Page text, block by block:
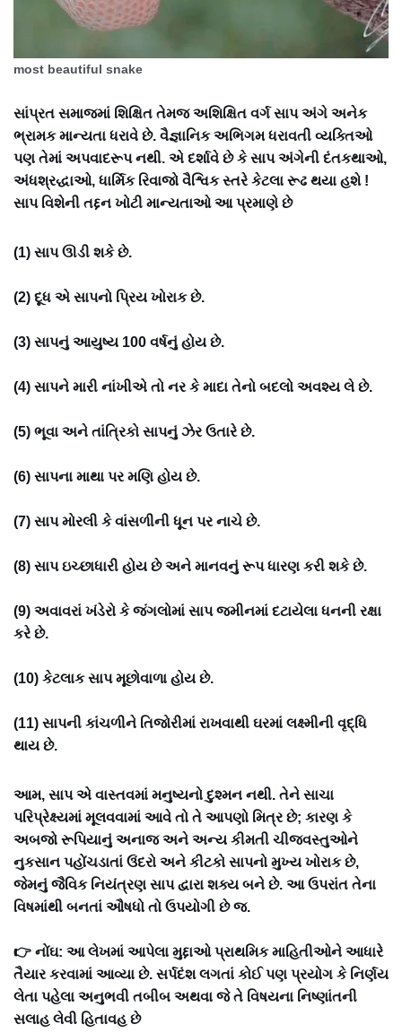
most beautiful snake
સાંપ્રત સમાજમાં શિક્ષિત તેમજ અશિક્ષિત વર્ગ સાપ અંગે અનેક
ભ્રામક માન્યતા ધરાવે છે. વૈજ્ઞાનિક અભિગમ ધરાવતી વ્યક્તિઓ
પણ તેમાં અપવાદરૂપ નથી. એ દર્શાવે છે કે સાપ અંગેની દંતકથાઓ,
અંધશ્રદ્ધાઓ, ધાર્મિક રિવાજો વૈશ્વિક સ્તરે કેટલા રૂઢ થયા હશે !
સાપ વિશેની તદ્દન ખોટી માન્યતાઓ આ પ્રમાણે છે
(1) સાપ ઊડી શકે છે.
(2) દૂધ એ સાપનો પ્રિય ખોરાક છે.
(3) સાપનું આયુષ્ય 100 વર્ષનું હોય છે.
(4) સાપને મારી નાંખીએ તો નર કે માદા તેનો બદલો અવશ્ય લે છે.
(5) ભૂવા અને તાંત્રિકો સાપનું ઝેર ઉતારે છે.
(6) સાપના માથા પર મણિ હોય છે.
(7) સાપ મોરલી કે વાંસળીની ધૂન પર નાચે છે.
(8) સાપ ઇચ્છાધારી હોય છે અને માનવનું રૂપ ધારણ કરી શકે છે.
(9) અવાવરાં ખંડેરો કે જંગલોમાં સાપ જમીનમાં દટાયેલા ધનની રક્ષા
કરે છે.
(10) કેટલાક સાપ મૂછોવાળા હોય છે.
(11) સાપની કાંચળીને તિજોરીમાં રાખવાથી ઘરમાં લક્ષ્મીની વૃદ્ધિ
થાય છે.
આમ, સાપ એ વાસ્તવમાં મનુષ્યનો દુશ્મન નથી. તેને સાચા
પરિપ્રેક્ષ્યમાં મૂલવવામાં આવે તો તે આપણો મિત્ર છે; કારણ કે
અબજો રૂપિયાનું અનાજ અને અન્ય કીમતી ચીજવસ્તુઓને
નુકસાન પહોંચડાતાં ઉંદરો અને કીટકો સાપનો મુખ્ય ખોરાક છે,
જેમનું જૈવિક નિયંત્રણ સાપ દ્વારા શક્ય બને છે. આ ઉપરાંત તેના
વિષમાંથી બનતાં ઔષધો તો ઉપયોગી છે જ.
👉 નોંઘ: આ લેખમાં આપેલા મુદ્દાઓ પ્રાથમિક માહિતીઓને આધારે
તૈયાર કરવામાં આવ્યા છે. સર્પદંશ લગતાં કોઈ પણ પ્રયોગ કે નિર્ણય
લેતા પહેલા અનુભવી તબીબ અથવા જે તે વિષયના નિષ્ણાંતની
સલાહ લેવી હિતાવહ છે